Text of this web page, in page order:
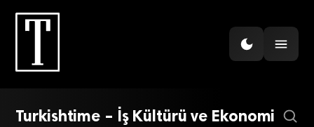
Turkishtime – İş Kültürü ve Ekonomi